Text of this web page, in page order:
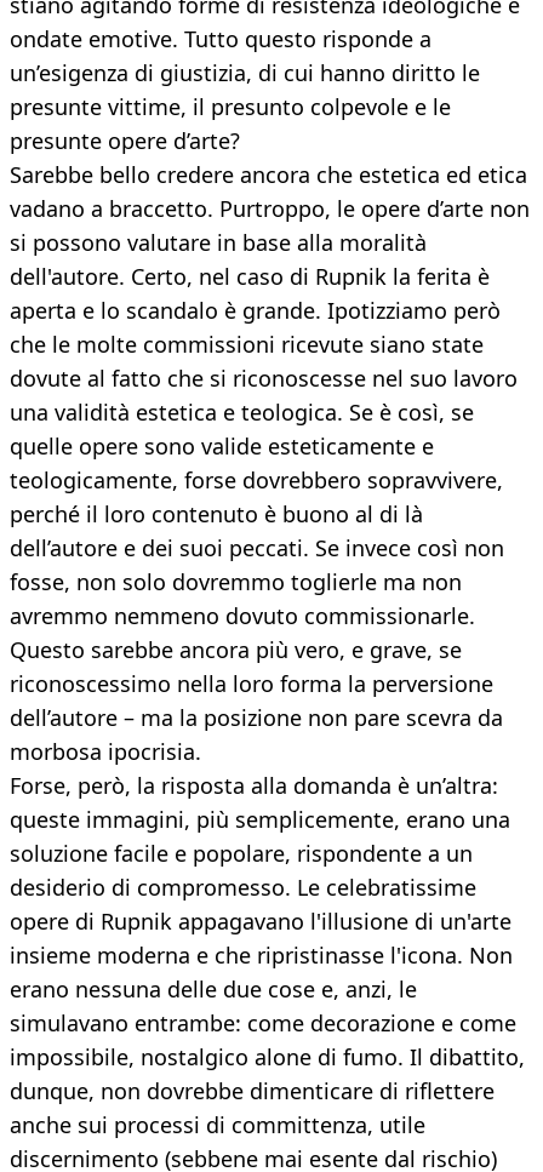
ondate emotive. Tutto questo risponde a
un’esigenza di giustizia, di cui hanno diritto le
presunte vittime, il presunto colpevole e le
presunte opere d’arte?
Sarebbe bello credere ancora che estetica ed etica
vadano a braccetto. Purtroppo, le opere d’arte non
si possono valutare in base alla moralità
dell'autore. Certo, nel caso di Rupnik la ferita è
aperta e lo scandalo è grande. Ipotizziamo però
che le molte commissioni ricevute siano state
dovute al fatto che si riconoscesse nel suo lavoro
una validità estetica e teologica. Se è così, se
quelle opere sono valide esteticamente e
teologicamente, forse dovrebbero sopravvivere,
perché il loro contenuto è buono al di là
dell’autore e dei suoi peccati. Se invece così non
fosse, non solo dovremmo toglierle ma non
avremmo nemmeno dovuto commissionarle.
Questo sarebbe ancora più vero, e grave, se
riconoscessimo nella loro forma la perversione
dell’autore – ma la posizione non pare scevra da
morbosa ipocrisia.
Forse, però, la risposta alla domanda è un’altra:
queste immagini, più semplicemente, erano una
soluzione facile e popolare, rispondente a un
desiderio di compromesso. Le celebratissime
opere di Rupnik appagavano l'illusione di un'arte
insieme moderna e che ripristinasse l'icona. Non
erano nessuna delle due cose e, anzi, le
simulavano entrambe: come decorazione e come
impossibile, nostalgico alone di fumo. Il dibattito,
dunque, non dovrebbe dimenticare di riflettere
anche sui processi di committenza, utile
discernimento (sebbene mai esente dal rischio)